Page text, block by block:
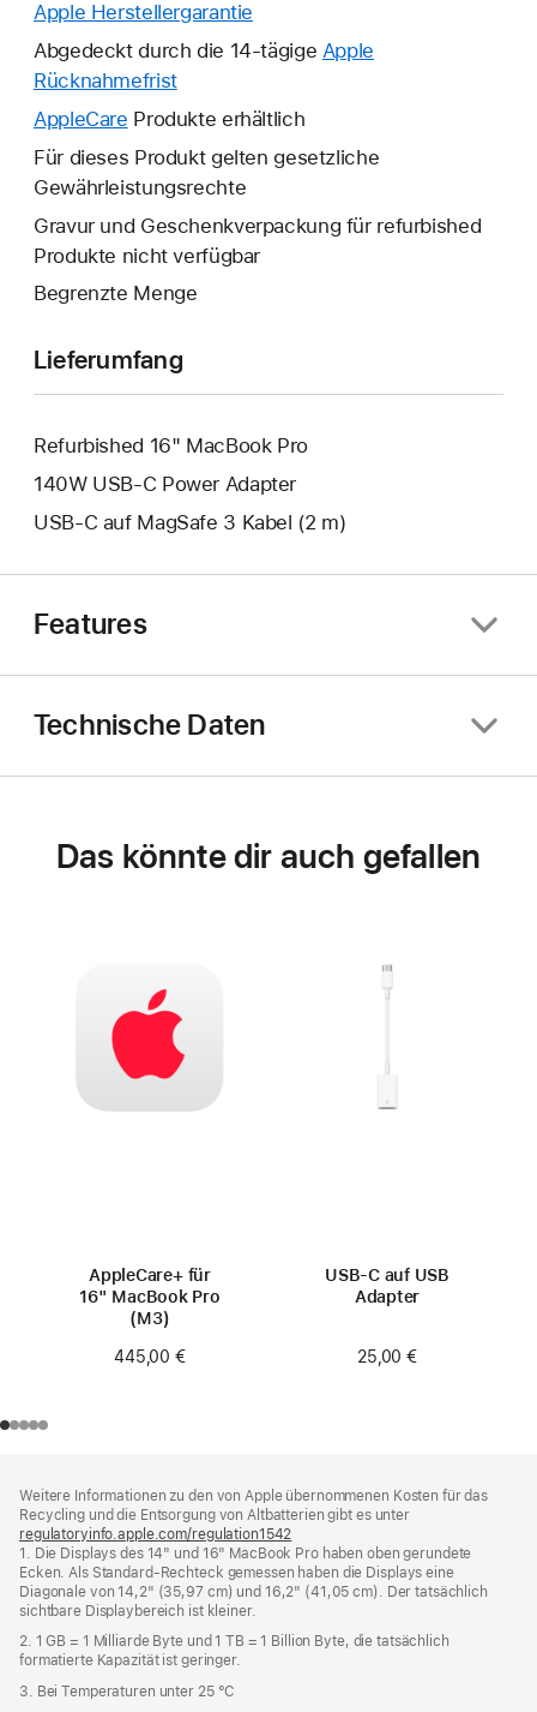
Apple Herstellergarantie
neues
geöffnet.
Abgedeckt durch die 14-tägige Apple
RücknahmefristEin
neues
wird
geöffnet.
AppleCare Ein
neues
Fenster
geöffnet.
Produkte erhältlich
Für dieses Produkt gelten gesetzliche
Gewährleistungsrechte
Gravur und Geschenkverpackung für refurbished
Produkte nicht verfügbar
Begrenzte Menge
Lieferumfang
Refurbished 16" MacBook Pro
140W USB‑C Power Adapter
USB‑C auf MagSafe 3 Kabel (2 m)
Features
Technische Daten
Das könnte dir auch gefallen
AppleCare+ für
16" MacBook Pro
(M3)
445,00 €
USB‑C auf USB
Adapter
25,00 €
Weitere Informationen zu den von Apple übernommenen Kosten für das
Recycling und die Entsorgung von Altbatterien gibt es unter
regulatoryinfo.apple.com/regulation1542
ein
neues
Fenster)
1. Die Displays des 14" und 16" MacBook Pro haben oben gerundete
Ecken. Als Standard-Rechteck gemessen haben die Displays eine
Diagonale von 14,2" (35,97 cm) und 16,2" (41,05 cm). Der tatsächlich
sichtbare Displaybereich ist kleiner.
2. 1 GB = 1 Milliarde Byte und 1 TB = 1 Billion Byte, die tatsächlich
formatierte Kapazität ist geringer.
3. Bei Temperaturen unter 25 °C